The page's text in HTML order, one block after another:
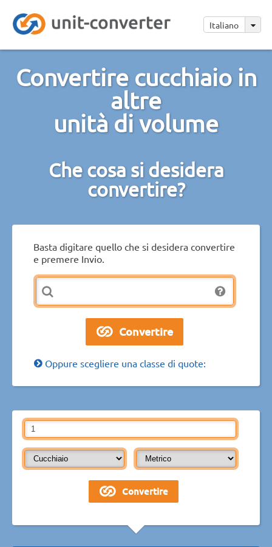
Italiano
Convertire cucchiaio in
altre
unità di volume
Che cosa si desidera
convertire?
Basta digitare quello che si desidera convertire
e premere Invio.
Oppure scegliere una classe di quote: